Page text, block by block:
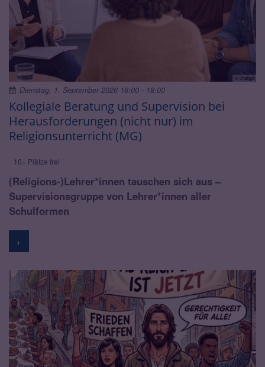
© chatgpt
Kollegiale Beratung und Supervision bei
Herausforderungen (nicht nur) im
Religionsunterricht (MG)
10+ Plätze frei
Dienstag, 1. September 2026 16:00 - 18:00
(Religions-)Lehrer*innen tauschen sich aus –
Supervisionsgruppe von Lehrer*innen aller
Schulformen
+